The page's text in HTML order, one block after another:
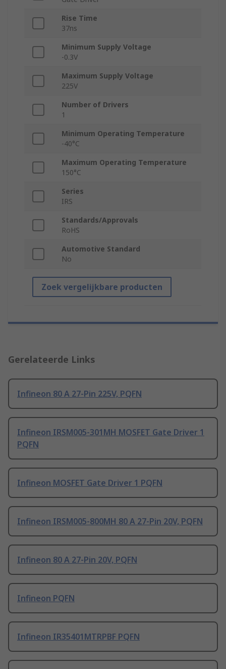
Rise Time
37ns
Minimum Supply Voltage
-0.3V
Maximum Supply Voltage
225V
Number of Drivers
1
Minimum Operating Temperature
-40°C
Maximum Operating Temperature
150°C
Series
IRS
Standards/Approvals
RoHS
Automotive Standard
No
Zoek vergelijkbare producten
Gerelateerde Links
Infineon 80 A 27-Pin 225V, PQFN
Infineon IRSM005-301MH MOSFET Gate Driver 1
PQFN
Infineon MOSFET Gate Driver 1 PQFN
Infineon IRSM005-800MH 80 A 27-Pin 20V, PQFN
Infineon 80 A 27-Pin 20V, PQFN
Infineon PQFN
Infineon IR35401MTRPBF PQFN